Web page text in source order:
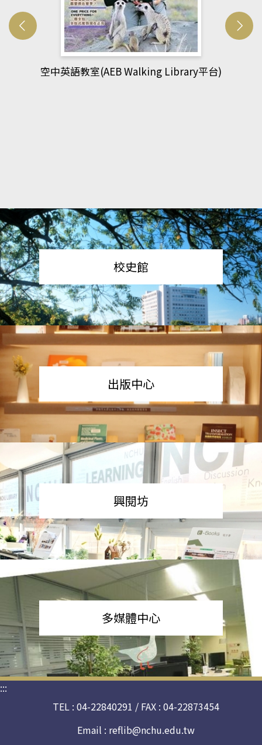
網管人(kono平台)
校史館
出版中心
興閱坊
多媒體中心
:::
TEL : 04-22840291 / FAX : 04-22873454
Email : reflib@nchu.edu.tw